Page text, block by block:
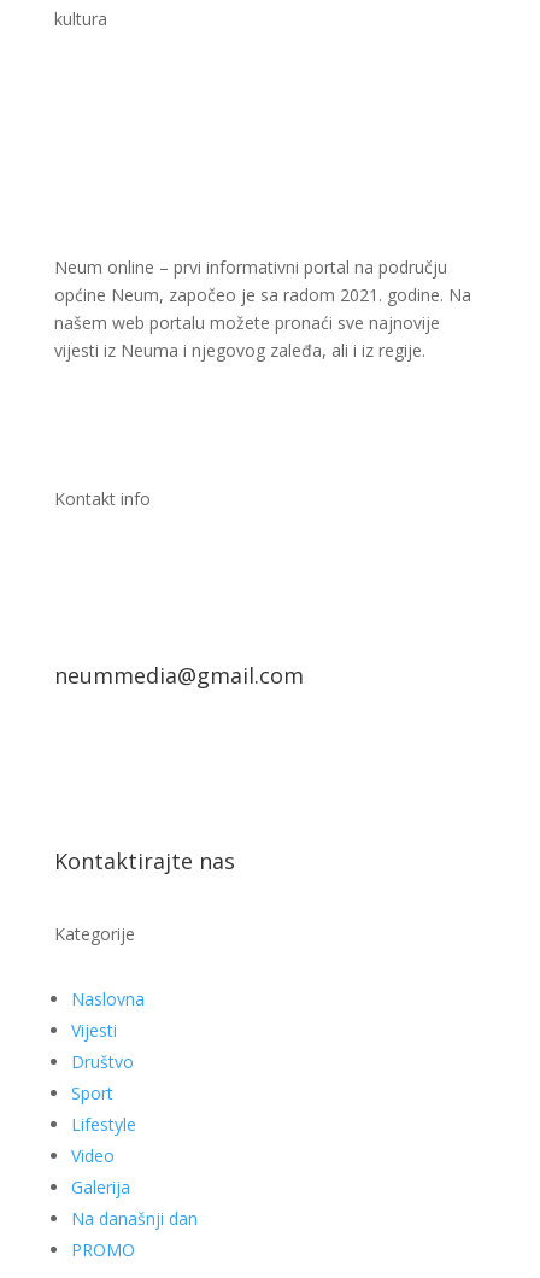
kultura
Neum online – prvi informativni portal na području
općine Neum, započeo je sa radom 2021. godine. Na
našem web portalu možete pronaći sve najnovije
vijesti iz Neuma i njegovog zaleđa, ali i iz regije.
Kontakt info
neummedia@gmail.com
Kontaktirajte nas
Kategorije
Naslovna
Vijesti
Društvo
Sport
Lifestyle
Video
Galerija
Na današnji dan
PROMO